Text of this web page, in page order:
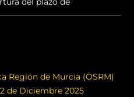
Región de Murcia (ÖSRM)
de Diciembre 2025